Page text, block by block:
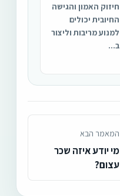
חיזוק האמון והגישה
החיובית יכולים
למנוע מריבות וליצור
ב...
המאמר הבא
מי יודע איזה שכר
עצום?